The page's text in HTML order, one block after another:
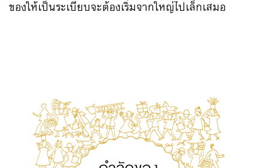
ของให้เป็นระเบียบจะต้องเริ่มจากใหญ่ไปเล็กเสมอ